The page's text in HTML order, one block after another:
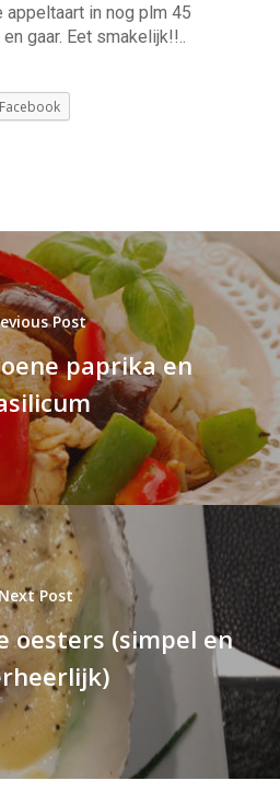
appeltaart in nog plm 45
gaar. Eet smakelijk!!..
Facebook
Post
paprika en
Post
oesters (simpel en